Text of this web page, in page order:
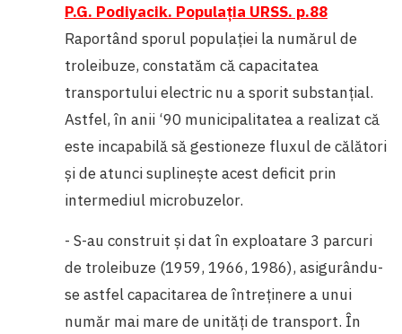
P.G. Podiyacik. Populația URSS. p.88
Raportând sporul populației la numărul de
troleibuze, constatăm că capacitatea
transportului electric nu a sporit substanțial.
Astfel, în anii ‘90 municipalitatea a realizat că
este incapabilă să gestioneze fluxul de călători
și de atunci suplinește acest deficit prin
intermediul microbuzelor.
- S-au construit și dat în exploatare 3 parcuri
de troleibuze (1959, 1966, 1986), asigurându-
se astfel capacitarea de întreținere a unui
număr mai mare de unități de transport. În